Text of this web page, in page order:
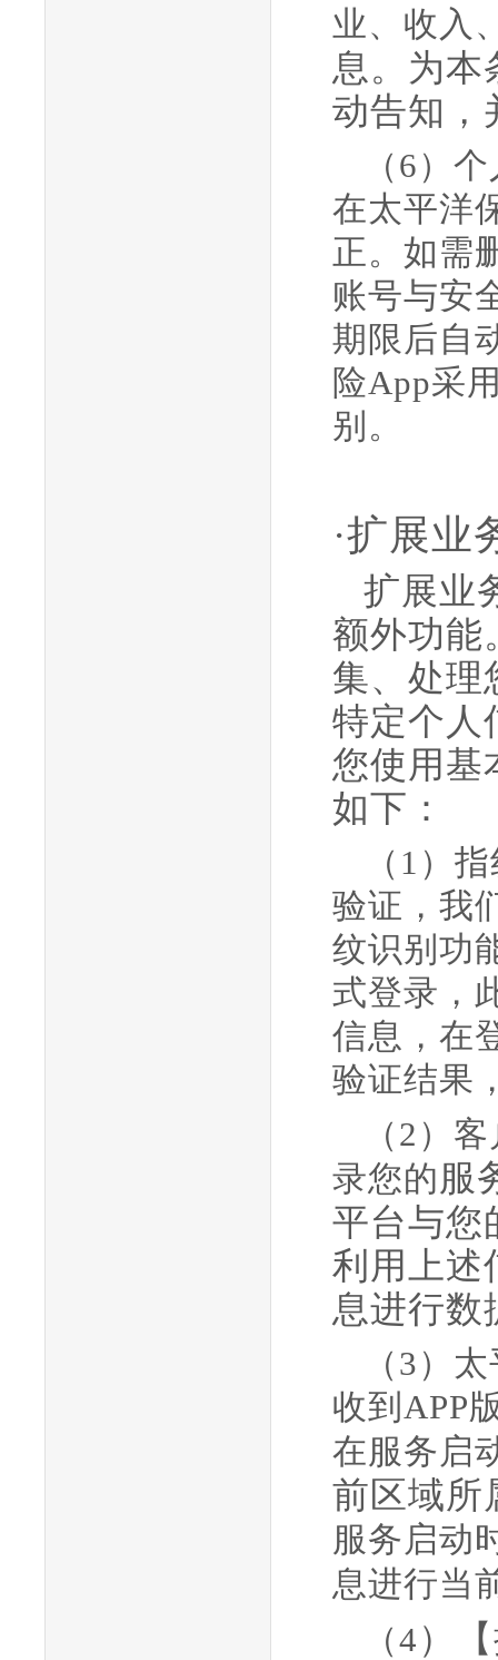
业、收入
息。为本
动告知，
（ 6）
在太平洋
正。如需
账号与安
期限后自
险App采
别 。
·扩展业
扩展业
额外功能
集、处理
特定个人
您使用基
如下：
（ 1）
验证，我
纹识别功
式登录，
信息，在
验证结果
（ 2）
录您的服
平台与您
利用上述
息进行数
（ 3）
收到APP
在服务启
前区域所
服务启动
息进行当
（4 ）